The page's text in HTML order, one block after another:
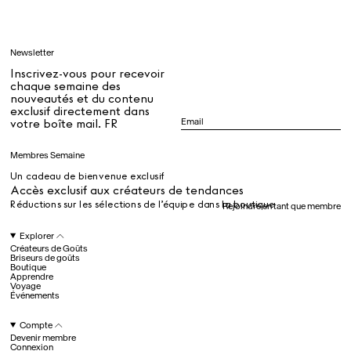
Dr Stolberg's Daily Habits to Support Your Inner Health
juil.. 25th
Newsletter
Inscrivez-vous pour recevoir
chaque semaine des
nouveautés et du contenu
exclusif directement dans
votre boîte mail. FR
Membres Semaine
Accès exclusif aux créateurs de tendances
Réductions sur les sélections de l’équipe dans la boutique
Un cadeau de bienvenue exclusif
Rejoindre en tant que membre
Explorer
Créateurs de Goûts
Briseurs de goûts
Boutique
Apprendre
Voyage
Événements
Compte
Devenir membre
Connexion